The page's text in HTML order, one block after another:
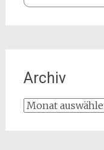
Archiv
Archiv